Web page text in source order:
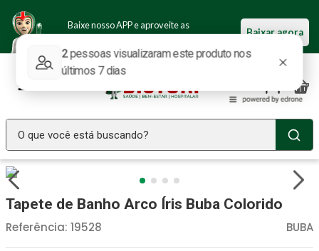
Baixe nosso APP e aproveite as
Baixar agora
O que você está buscando?
Tapete de Banho Arco Íris Buba Colorido
BUBA
Referência: 19528